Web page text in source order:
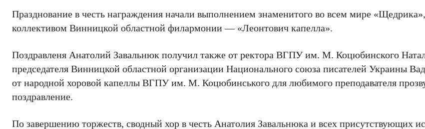
Празднование в честь награждения начали выполнением знаменитого во всем мире
коллективом Винницкой областной филармонии — «Леонтович капелла».
Поздравленя Анатолий Завальнюк получил также от ректора ВГПУ им. М. Коцюбинского
председателя Винницкой областной организации Национального союза писателей Украины
от народной хоровой капеллы ВГПУ им. М. Коцюбинського для любимого преподавателя
поздравление.
По завершению торжеств, сводный хор в честь Анатолия Завальнюка и всех присутствующих